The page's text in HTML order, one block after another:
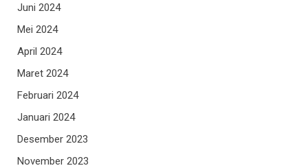
Juni 2024
Mei 2024
April 2024
Maret 2024
Februari 2024
Januari 2024
Desember 2023
November 2023